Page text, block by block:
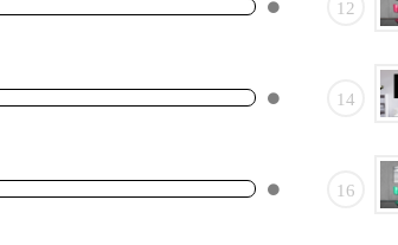
12
14
16